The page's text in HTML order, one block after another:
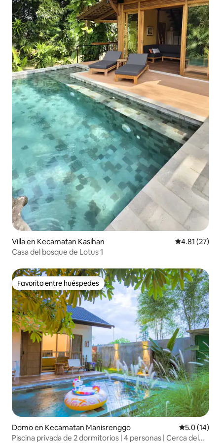
Villa en Kecamatan Kasihan Calificación
4.81 (27)
Casa del bosque de Lotus 1
Favorito entre huéspedes
Favorito entre huéspedes
Domo en Kecamatan Manisrenggo Calificación
5.0 (14)
Piscina privada de 2 dormitorios | 4 personas | Cerca del